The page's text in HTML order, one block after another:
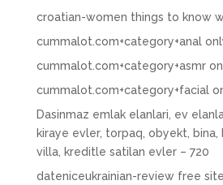
croatian-women things to know
cummalot.com+category+anal
cummalot.com+category+asmr
cummalot.com+category+facial
Dasinmaz emlak elanlari, ev
kiraye evler, torpaq, obyekt, bina,
villa, kreditle satilan evler – 720
dateniceukrainian-review free